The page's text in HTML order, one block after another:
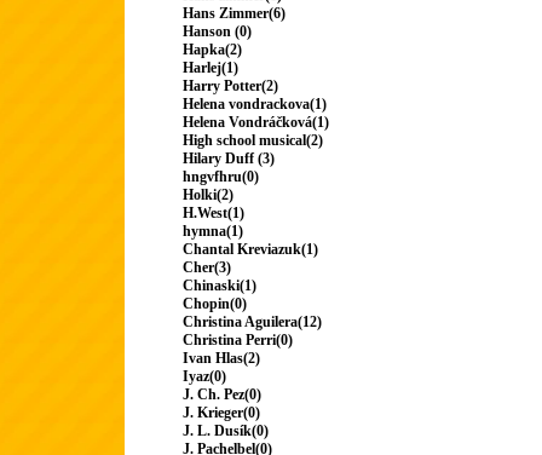
Hans Zimmer(6)
Hanson (0)
Hapka(2)
Harlej(1)
Harry Potter(2)
Helena vondrackova(1)
Helena Vondráčková(1)
High school musical(2)
Hilary Duff (3)
hngvfhru(0)
Holki(2)
H.West(1)
hymna(1)
Chantal Kreviazuk(1)
Cher(3)
Chinaski(1)
Chopin(0)
Christina Aguilera(12)
Christina Perri(0)
Ivan Hlas(2)
Iyaz(0)
J. Ch. Pez(0)
J. Krieger(0)
J. L. Dusík(0)
J. Pachelbel(0)